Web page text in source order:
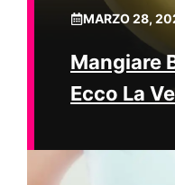
MARZO 28,
Mangiare
Ecco La